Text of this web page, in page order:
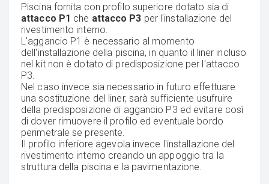
Piscina fornita con profilo superiore dotato sia di
attacco P1 che attacco P3 per l'installazione del
rivestimento interno.
L'aggancio P1 è necessario al momento
dell'installazione della piscina, in quanto il liner incluso
nel kit non è dotato di predisposizione per l'attacco
P3.
Nel caso invece sia necessario in futuro effettuare
una sostituzione del liner, sarà sufficiente usufruire
della predisposizione di aggancio P3 ed evitare così
di dover rimuovere il profilo ed eventuale bordo
perimetrale se presente.
Il profilo inferiore agevola invece l'installazione del
rivestimento interno creando un appoggio tra la
struttura della piscina e la pavimentazione.